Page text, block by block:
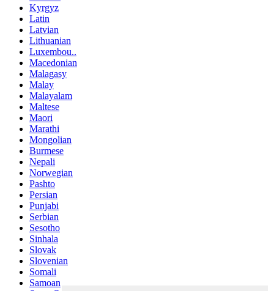
Kyrgyz
Latin
Latvian
Lithuanian
Luxembou..
Macedonian
Malagasy
Malay
Malayalam
Maltese
Maori
Marathi
Mongolian
Burmese
Nepali
Norwegian
Pashto
Persian
Punjabi
Serbian
Sesotho
Sinhala
Slovak
Slovenian
Somali
Samoan